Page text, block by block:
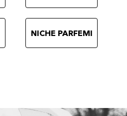
NICHE PARFEMI